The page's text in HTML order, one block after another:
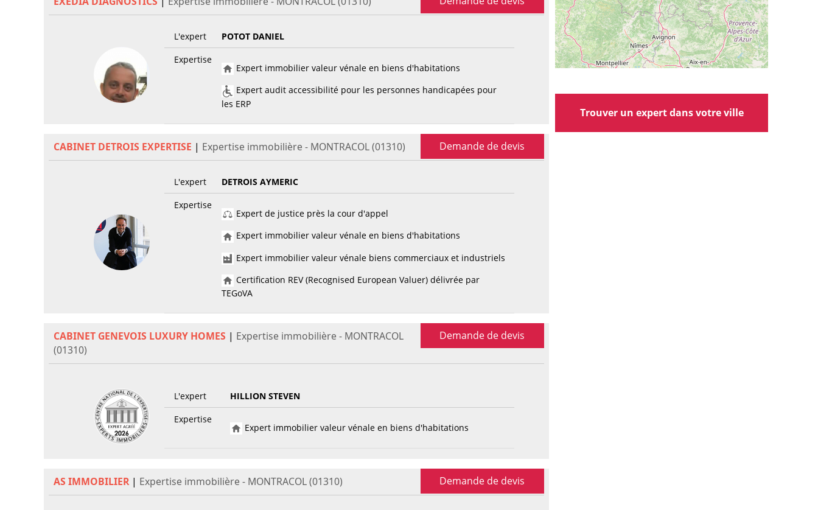
L'expert
POTOT DANIEL
Expertise
Expert immobilier valeur vénale en biens d'habitations
Expert audit accessibilité pour les personnes handicapées pour
les ERP
CABINET DETROIS EXPERTISE | Expertise immobilière - MONTRACOL (01310) Demande de devis
L'expert
DETROIS AYMERIC
Expertise
Expert de justice près la cour d'appel
Expert immobilier valeur vénale en biens d'habitations
Expert immobilier valeur vénale biens commerciaux et industriels
Certification REV (Recognised European Valuer) délivrée par
TEGoVA
CABINET GENEVOIS LUXURY HOMES | Expertise immobilière - MONTRACOL
(01310)
Demande de devis
L'expert
HILLION STEVEN
Expertise
Expert immobilier valeur vénale en biens d'habitations
AS IMMOBILIER | Expertise immobilière - MONTRACOL (01310) Demande de devis
Trouver un expert dans votre ville